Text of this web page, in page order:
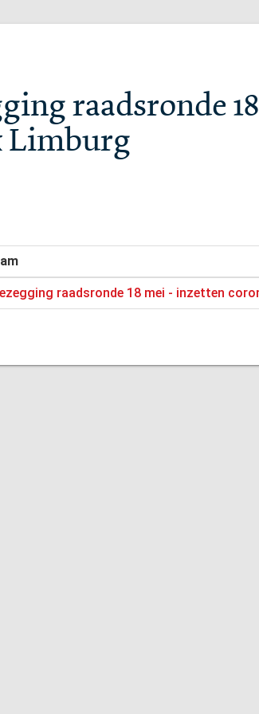
raadsronde
Limburg
raadsronde 18 mei - inzetten